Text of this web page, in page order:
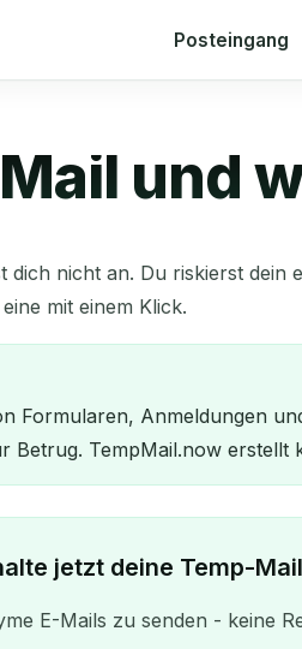
Posteingang
und
dich nicht an. Du riskierst
mit einem Klick.
Formularen, Anmeldungen
TempMail.now erstellt
jetzt deine Temp-Mail
E-Mails zu senden - keine